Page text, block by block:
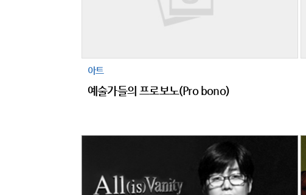
아트
예술가들의 프로보노(Pro bono)